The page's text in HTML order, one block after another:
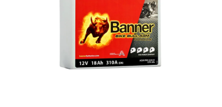
LITHIOVÉ BATERIE